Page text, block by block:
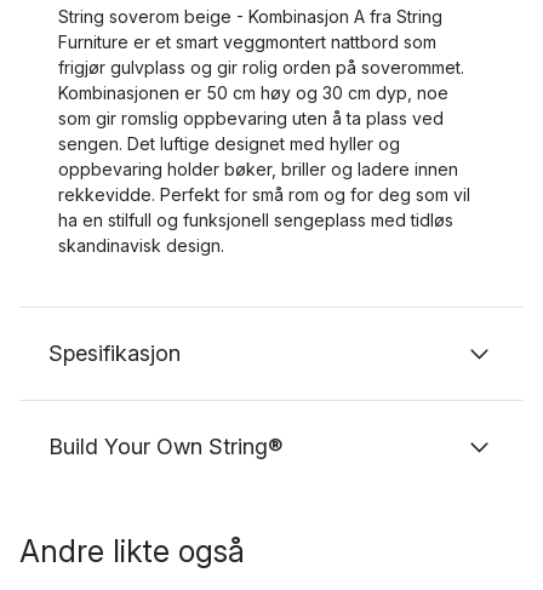
String soverom beige - Kombinasjon A fra String
Furniture er et smart veggmontert nattbord som
frigjør gulvplass og gir rolig orden på soverommet.
Kombinasjonen er 50 cm høy og 30 cm dyp, noe
som gir romslig oppbevaring uten å ta plass ved
sengen. Det luftige designet med hyller og
oppbevaring holder bøker, briller og ladere innen
rekkevidde. Perfekt for små rom og for deg som vil
ha en stilfull og funksjonell sengeplass med tidløs
skandinavisk design.
Spesifikasjon
Build Your Own String®
Andre likte også